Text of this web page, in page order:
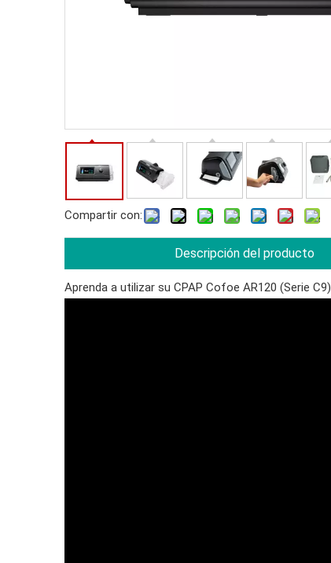
Compartir con:
Descripción del producto
Aprenda a utilizar su CPAP Cofoe AR120 (Serie C9)